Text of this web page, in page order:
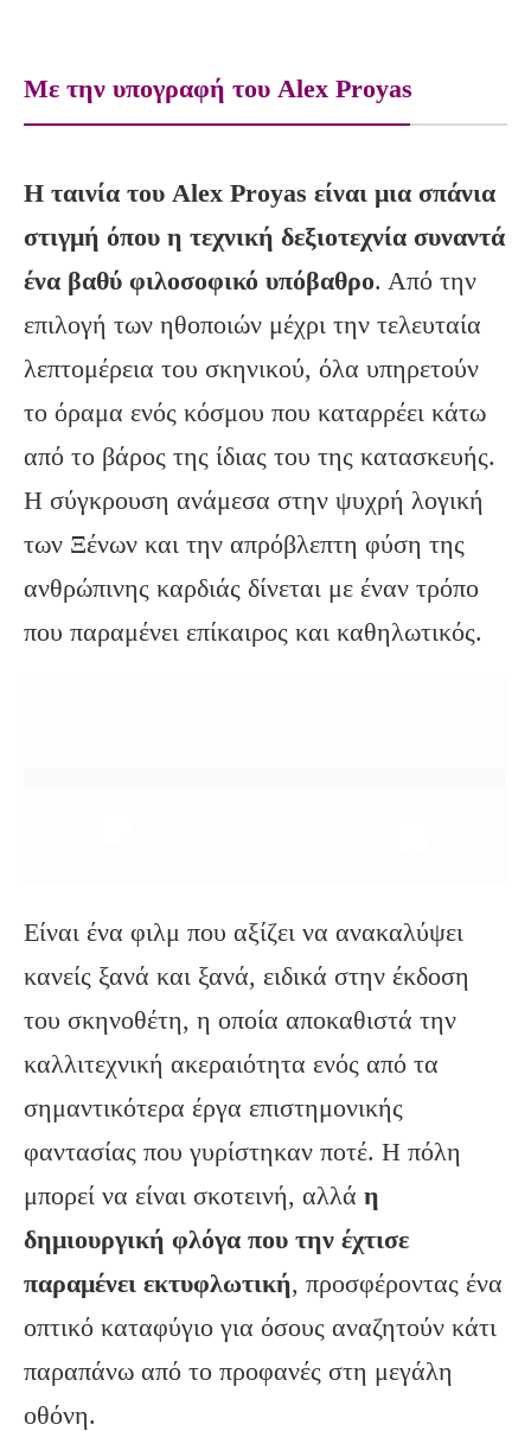
Με την υπογραφή του Alex Proyas
Η ταινία του Alex Proyas είναι μια σπάνια
στιγμή όπου η τεχνική δεξιοτεχνία συναντά
ένα βαθύ φιλοσοφικό υπόβαθρο. Από την
επιλογή των ηθοποιών μέχρι την τελευταία
λεπτομέρεια του σκηνικού, όλα υπηρετούν
το όραμα ενός κόσμου που καταρρέει κάτω
από το βάρος της ίδιας του της κατασκευής.
Η σύγκρουση ανάμεσα στην ψυχρή λογική
των Ξένων και την απρόβλεπτη φύση της
ανθρώπινης καρδιάς δίνεται με έναν τρόπο
που παραμένει επίκαιρος και καθηλωτικός.
Είναι ένα φιλμ που αξίζει να ανακαλύψει
κανείς ξανά και ξανά, ειδικά στην έκδοση
του σκηνοθέτη, η οποία αποκαθιστά την
καλλιτεχνική ακεραιότητα ενός από τα
σημαντικότερα έργα επιστημονικής
φαντασίας που γυρίστηκαν ποτέ. Η πόλη
μπορεί να είναι σκοτεινή, αλλά η
δημιουργική φλόγα που την έχτισε
παραμένει εκτυφλωτική, προσφέροντας ένα
οπτικό καταφύγιο για όσους αναζητούν κάτι
παραπάνω από το προφανές στη μεγάλη
οθόνη.